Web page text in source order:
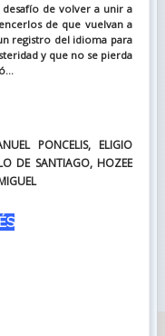
de volver a unir a
de que vuelvan a
registro del idioma para
y que no se pierda
PONCELIS, ELIGIO
DE SANTIAGO, HOZEE